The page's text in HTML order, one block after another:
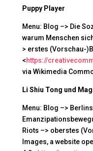
Puppy Player
Menu: Blog –> Die
warum Menschen
> erstes (Vorschau-
<https://
via Wikimedia
Li Shiu Tong und
Menu: Blog –>
Riots –> oberstes
Images, a website